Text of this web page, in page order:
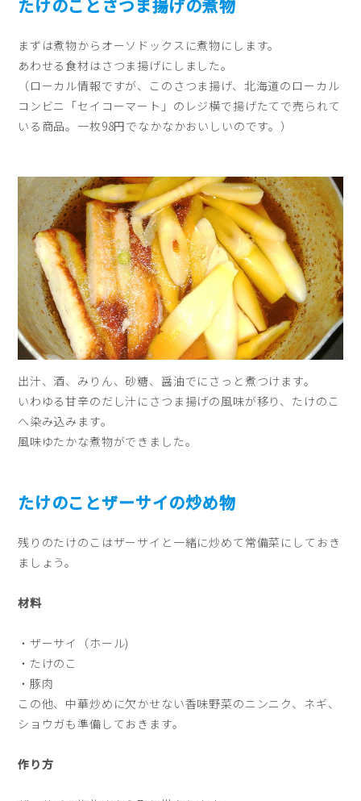
たけのことさつま揚げの煮物
まずは煮物からオーソドックスに煮物にします。
あわせる食材はさつま揚げにしました。
（ローカル情報ですが、このさつま揚げ、北海道のローカル
コンビニ「セイコーマート」のレジ横で揚げたてで売られて
いる商品。一枚98円でなかなかおいしいのです。）
出汁、酒、みりん、砂糖、醤油でにさっと煮つけます。
いわゆる甘辛のだし汁にさつま揚げの風味が移り、たけのこ
へ染み込みます。
風味ゆたかな煮物ができました。
たけのことザーサイの炒め物
残りのたけのこはザーサイと一緒に炒めて常備菜にしておき
ましょう。
材料
・ザーサイ（ホール)
・たけのこ
・豚肉
この他、中華炒めに欠かせない香味野菜のニンニク、ネギ、
ショウガも準備しておきます。
作り方